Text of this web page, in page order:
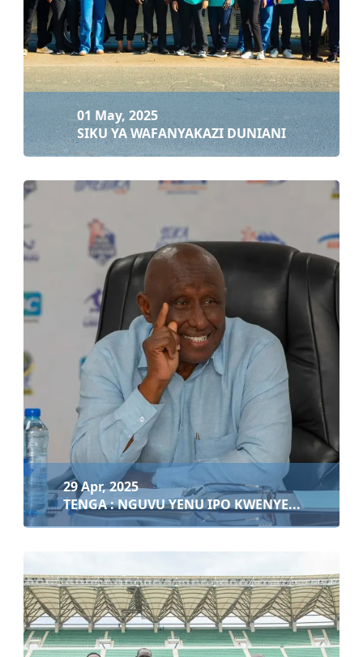
01 May, 2025
SIKU YA WAFANYAKAZI DUNIANI
Soma zaidi
01 May, 2025
SIKU YA WAFANYAKAZI DUNIANI
29 Apr, 2025
TENGA : NGUVU YENU IPO KWENYE...